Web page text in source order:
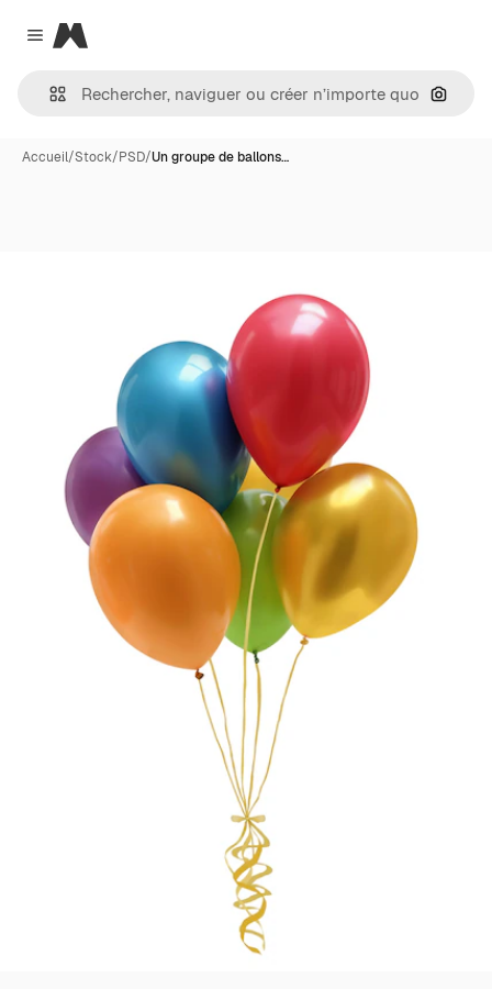
Close menu
Magnific
Accueil/Stock/PSD/Un groupe de ballons…